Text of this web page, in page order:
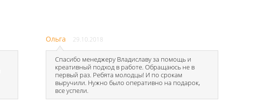
Ольга 29.10.2018
Спасибо менеджеру Владиславу за помощь и
креативный подход в работе. Обращаюсь не в
первый раз. Ребята молодцы! И по срокам
выручили. Нужно было оперативно на подарок,
все успели.